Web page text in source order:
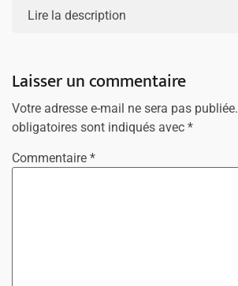
Lire la description
Laisser un commentaire
Votre adresse e-mail ne sera pas publiée.
obligatoires sont indiqués avec *
Commentaire *